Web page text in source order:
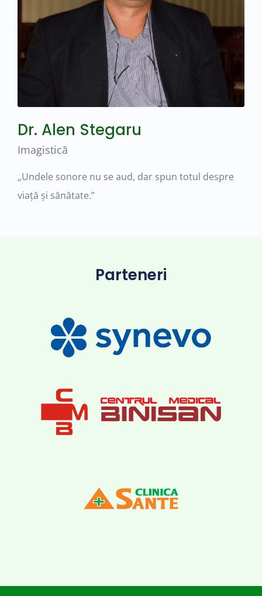
Dr. Alen Stegaru
Imagistică
„Undele sonore nu se aud, dar spun totul despre
viață și sănătate.”
Parteneri